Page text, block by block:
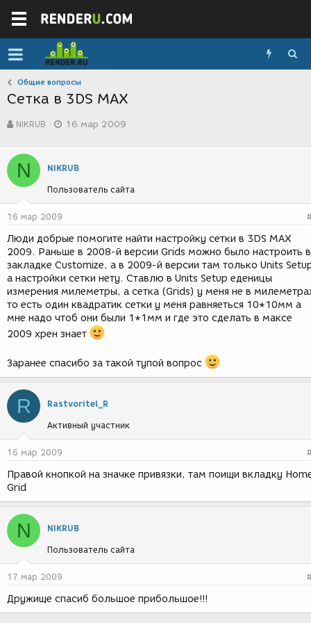
Общие вопросы
Сетка в 3DS MAX
в
о
р
т
е
м
ы
NIKRUB
а
с
з
д
и
я
16 мар 2009
N NIKRUB
Пользователь сайта
16 мар 2009
Люди добрые помогите найти настройку сетки в 3DS MAX
2009. Раньше в 2008-й версии Grids можно было настроить в
закладке Customize, а в 2009-й версии там только Units
а настройки сетки нету. Ставлю в Units Setup еденицы
измерения милеметры, а сетка (Grids) у меня не в
то есть один квадратик сетки у меня равняеться 10*10мм а
мне надо чтоб они были 1*1мм и где это сделать в максе
2009 хрен знает
Заранее спасибо за такой тупой вопрос
R Rastvoritel_R
Активный участник
16 мар 2009
Правой кнопкой на значке привязки, там поищи вкладку
Grid
N NIKRUB
Пользователь сайта
17 мар 2009
Дружище спасиб большое прибольшое!!!